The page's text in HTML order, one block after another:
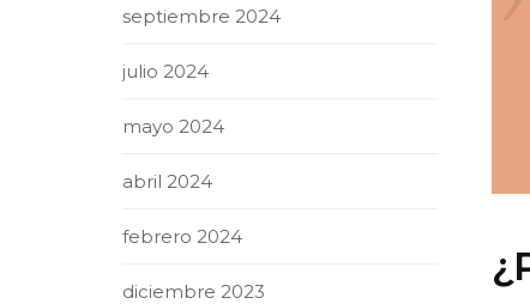
septiembre 2024
julio 2024
mayo 2024
abril 2024
febrero 2024
diciembre 2023